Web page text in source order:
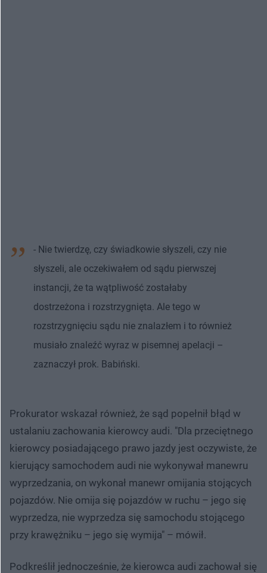
- Nie twierdzę, czy świadkowie słyszeli, czy nie
słyszeli, ale oczekiwałem od sądu pierwszej
instancji, że ta wątpliwość zostałaby
dostrzeżona i rozstrzygnięta. Ale tego w
rozstrzygnięciu sądu nie znalazłem i to również
musiało znaleźć wyraz w pisemnej apelacji –
zaznaczył prok. Babiński.
Prokurator wskazał również, że sąd popełnił błąd w
ustalaniu zachowania kierowcy audi. "Dla przeciętnego
kierowcy posiadającego prawo jazdy jest oczywiste, że
kierujący samochodem audi nie wykonywał manewru
wyprzedzania, on wykonał manewr omijania stojących
pojazdów. Nie omija się pojazdów w ruchu – jego się
wyprzedza, nie wyprzedza się samochodu stojącego
przy krawężniku – jego się wymija" – mówił.
Podkreślił jednocześnie, że kierowca audi zachował się